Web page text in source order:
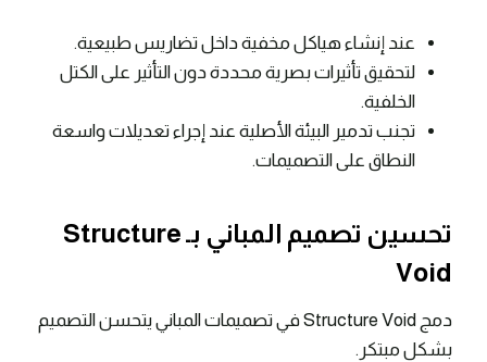
عند إنشاء هياكل مخفية داخل تضاريس طبيعية.
لتحقيق تأثيرات بصرية محددة دون التأثير على الكتل
الخلفية.
تجنب تدمير البيئة الأصلية عند إجراء تعديلات واسعة
النطاق على التصميمات.
تحسين تصميم المباني بـ Structure
Void
دمج Structure Void في تصميمات المباني يتحسن التصميم
بشكل مبتكر.